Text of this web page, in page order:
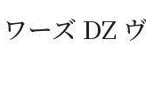
取り寄せ
ーズ DZ